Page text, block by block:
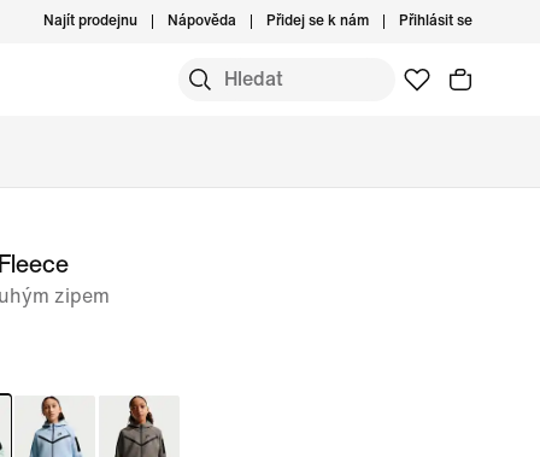
Najít prodejnu Nápověda Přidej se k nám Přihlásit se
zipem